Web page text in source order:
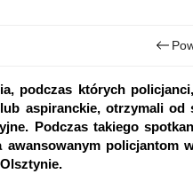
podczas których
aspiranckie, otrzymali od
Podczas takiego
policjantom